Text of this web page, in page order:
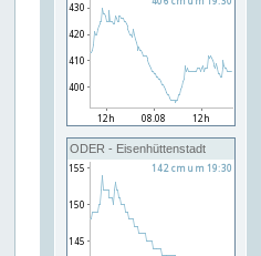
ODER - Eisenhüttenstadt